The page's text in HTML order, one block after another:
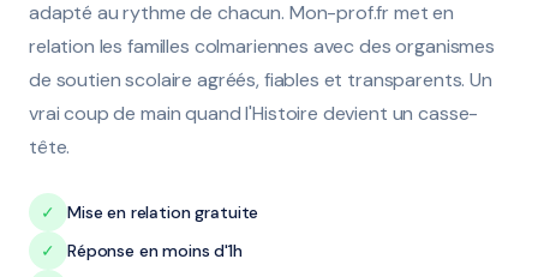
adapté au rythme de chacun. Mon-prof.fr met en
relation les familles colmariennes avec des organismes
de soutien scolaire agréés, fiables et transparents. Un
vrai coup de main quand l'Histoire devient un casse-
tête.
✓
Mise en relation gratuite
✓
Réponse en moins d'1h